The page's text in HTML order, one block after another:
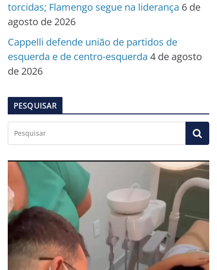
torcidas; Flamengo segue na liderança 6 de
agosto de 2026
Cappelli defende união de partidos de
esquerda e de centro-esquerda 4 de agosto
de 2026
PESQUISAR